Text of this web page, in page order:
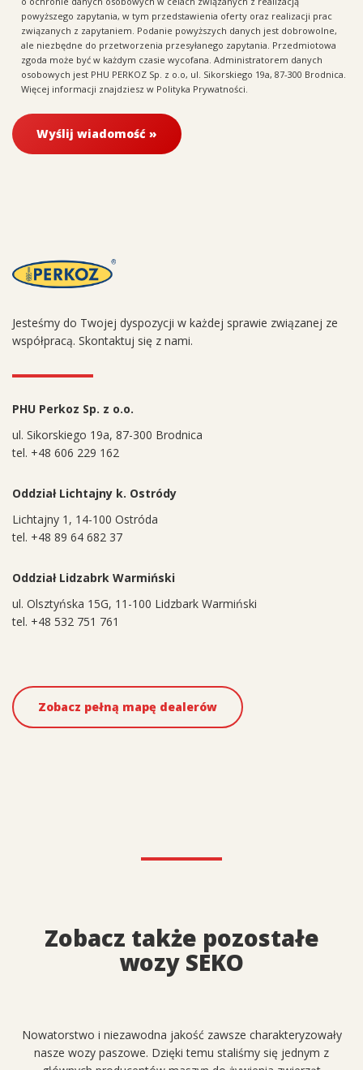
powyższego zapytania, w tym przedstawienia oferty oraz realizacji prac
związanych z zapytaniem. Podanie powyższych danych jest dobrowolne,
ale niezbędne do przetworzenia przesyłanego zapytania. Przedmiotowa
zgoda może być w każdym czasie wycofana. Administratorem danych
osobowych jest PHU PERKOZ Sp. z o.o, ul. Sikorskiego 19a, 87-300 Brodnica.
Więcej informacji znajdziesz w Polityka Prywatności.
Jesteśmy do Twojej dyspozycji w każdej sprawie związanej ze
współpracą. Skontaktuj się z nami.
PHU Perkoz Sp. z o.o.
ul. Sikorskiego 19a, 87-300 Brodnica
tel. +48 606 229 162
Oddział Lichtajny k. Ostródy
Lichtajny 1, 14-100 Ostróda
tel. +48 89 64 682 37
Oddział Lidzabrk Warmiński
ul. Olsztyńska 15G, 11-100 Lidzbark Warmiński
tel. +48 532 751 761
Zobacz pełną mapę dealerów
Zobacz także pozostałe
wozy SEKO
Nowatorstwo i niezawodna jakość zawsze charakteryzowały
nasze wozy paszowe. Dzięki temu staliśmy się jednym z